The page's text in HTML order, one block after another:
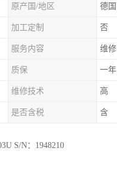
原产国/地区 德国
加工定制 否
服务内容 维
质保 一年
维修技术 高
是否含税 含
S/N：1948210